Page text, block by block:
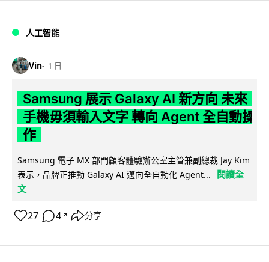
人工智能
Vin 1 日
Samsung 展示 Galaxy AI 新方向 未來
手機毋須輸入文字 轉向 Agent 全自動操
作
Samsung 電子 MX 部門顧客體驗辦公室主管兼副總裁 Jay Kim
表示，品牌正推動 Galaxy AI 邁向全自動化 Agent...
閱讀全
文
27 4 ↗ 分享